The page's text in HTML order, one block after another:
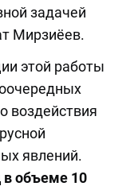
задачей
Мирзиёев.
этой работы
воздействия
явлений.
в объеме 10